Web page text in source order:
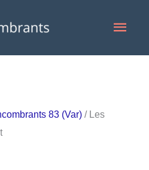
83 (Var) / Les